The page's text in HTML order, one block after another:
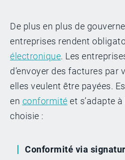
De plus en plus de
entreprises rendent
électronique. Les
d’envoyer des factures par
elles veulent être payées.
en conformité et s’adapte
choisie :
Conformité via